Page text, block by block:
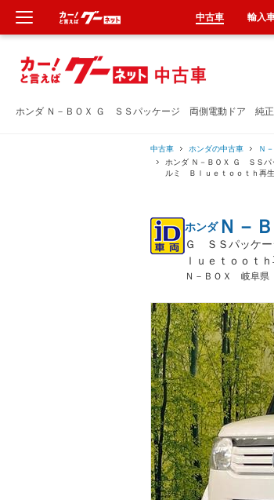
ホンダ Ｎ－ＢＯＸ Ｇ ＳＳパッケージ 両側電動ドア 純正
中古車 ホンダの中古車 Ｎ
ホンダ Ｎ－ＢＯＸ Ｇ ＳＳ
ルミ Ｂｌｕｅｔｏｏｔｈ再
ホンダＮ－
Ｇ ＳＳパッケ
ｌｕｅｔｏｏｔ
Ｎ－ＢＯＸ 岐阜
中古車 輸入
新車
中古車